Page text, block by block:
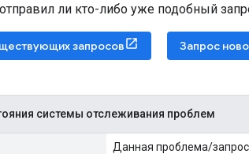
отправил ли кто-либо уже подобный
запросов Запрос
системы отслеживания проблем
Данная проблема/